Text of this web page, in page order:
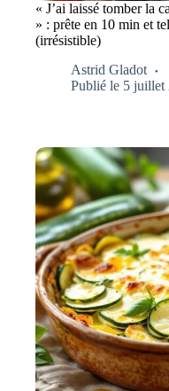
« J’ai laissé tomber la
» : prête en 10 min et
(irrésistible)
Astrid Gladot
Publié le 5 juillet